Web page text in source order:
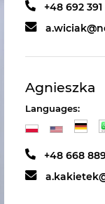
+48 692
Agnieszka
Languages:
+48 668